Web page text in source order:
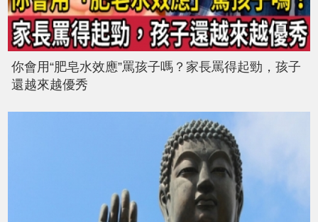
你會用“肥皂水效應”罵孩子嗎？家長罵得起勁，孩子
還越來越優秀